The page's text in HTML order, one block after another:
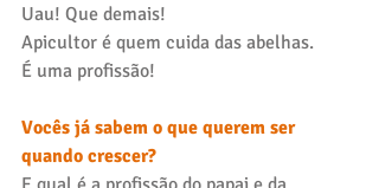
Uau! Que demais!
Apicultor é quem cuida das abelhas.
É uma profissão!
Vocês já sabem o que querem ser
quando crescer?